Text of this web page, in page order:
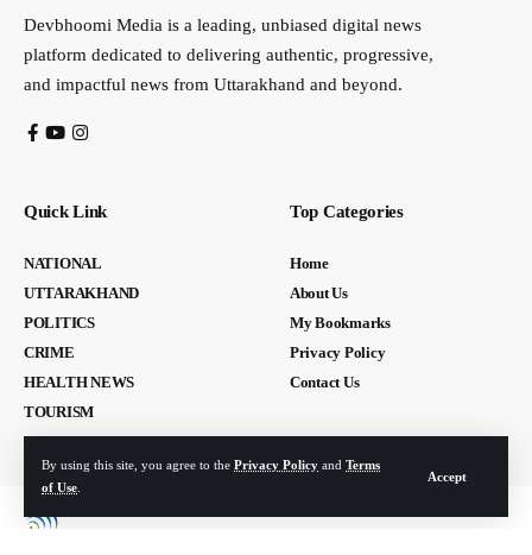
By using this site, you agree to the Privacy Policy and Terms
of Use
Accept
Devbhoomi Media is a leading, unbiased digital news
platform dedicated to delivering authentic, progressive,
and impactful news from Uttarakhand and beyond.
Quick Link
NATIONAL
UTTARAKHAND
POLITICS
CRIME
HEALTH NEWS
TOURISM
Top Categories
Home
About Us
My Bookmarks
Privacy Policy
Contact Us